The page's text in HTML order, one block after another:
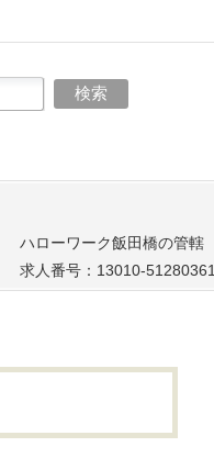
ハローワーク飯田橋の管轄
求人番号：13010-51280361